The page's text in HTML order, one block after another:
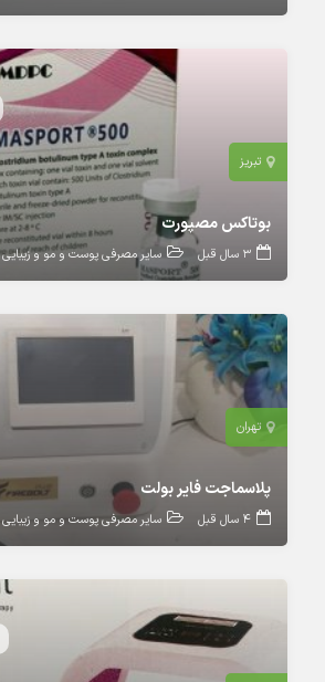
تبریز
بوتاکس مصپورت
3 سال قبل سایر مصرفی پوست و مو و زیبایی
تهران
پلاسماجت فایر بولت
4 سال قبل سایر مصرفی پوست و مو و زیبایی